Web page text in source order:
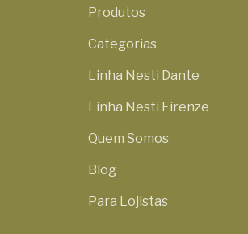
Produtos
Categorias
Linha Nesti Dante
Linha Nesti Firenze
Quem Somos
Blog
Para Lojistas